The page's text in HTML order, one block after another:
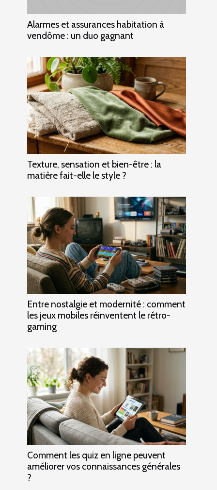
Alarmes et assurances habitation à
vendôme : un duo gagnant
Texture, sensation et bien-être : la
matière fait-elle le style ?
Entre nostalgie et modernité : comment
les jeux mobiles réinventent le rétro-
gaming
Comment les quiz en ligne peuvent
améliorer vos connaissances générales
?